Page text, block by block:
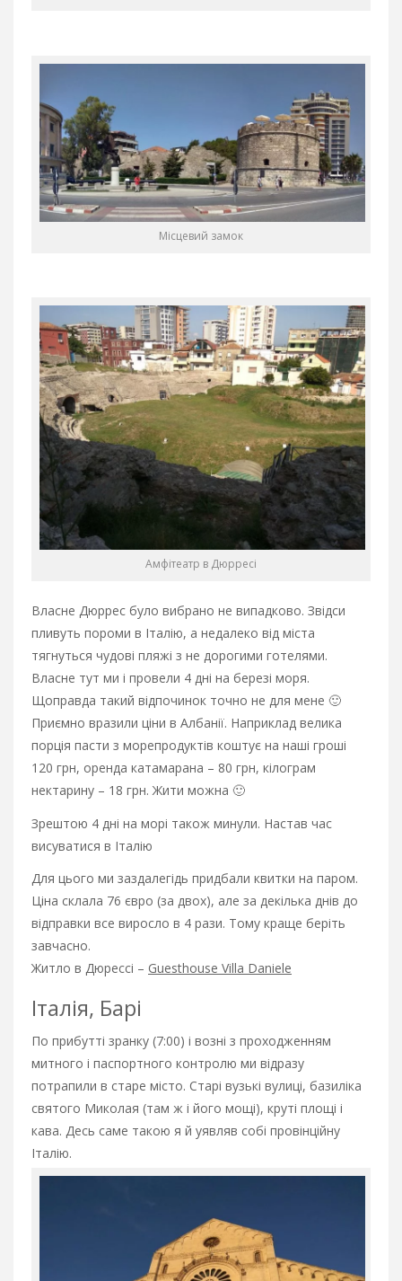
Місцевий замок
Амфітеатр в Дюрресі
Власне Дюррес було вибрано не випадково. Звідси
пливуть пороми в Італію, а недалеко від міста
тягнуться чудові пляжі з не дорогими готелями.
Власне тут ми і провели 4 дні на березі моря.
Щоправда такий відпочинок точно не для мене 🙂
Приємно вразили ціни в Албанії. Наприклад велика
порція пасти з морепродуктів коштує на наші гроші
120 грн, оренда катамарана – 80 грн, кілограм
нектарину – 18 грн. Жити можна 🙂
Зрештою 4 дні на морі також минули. Настав час
висуватися в Італію
Для цього ми заздалегідь придбали квитки на паром.
Ціна склала 76 євро (за двох), але за декілька днів до
відправки все виросло в 4 рази. Тому краще беріть
завчасно.
Житло в Дюрессі – Guesthouse Villa Daniele
Італія, Барі
По прибутті зранку (7:00) і возні з проходженням
митного і паспортного контролю ми відразу
потрапили в старе місто. Старі вузькі вулиці, базиліка
святого Миколая (там ж і його мощі), круті площі і
кава. Десь саме такою я й уявляв собі провінційну
Італію.